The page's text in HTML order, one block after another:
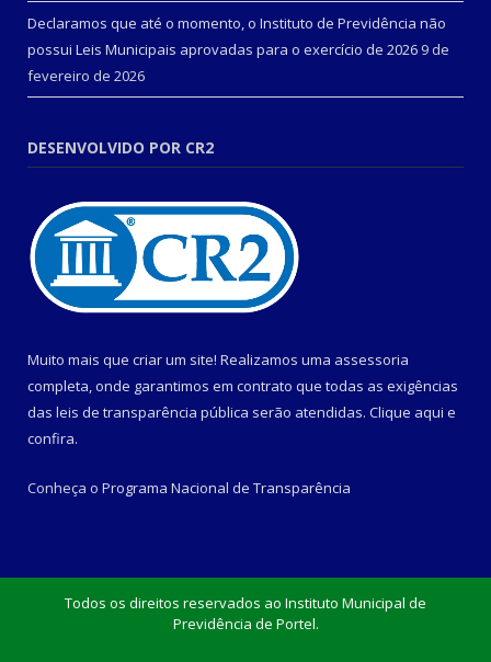
Declaramos que até o momento, o Instituto de Previdência não
possui Leis Municipais aprovadas para o exercício de 2026 9 de
fevereiro de 2026
DESENVOLVIDO POR CR2
Muito mais que criar um site! Realizamos uma assessoria
completa, onde garantimos em contrato que todas as exigências
das leis de transparência pública serão atendidas. Clique aqui e
confira.
Conheça o Programa Nacional de Transparência
Todos os direitos reservados ao Instituto Municipal de
Previdência de Portel.